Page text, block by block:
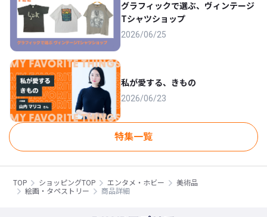
グラフィックで選ぶ、ヴィンテージ
Tシャツショップ
2026/06/25
私が愛する、きもの
2026/06/23
特集一覧
TOP ショッピングTOP エンタメ・ホビー
美術品
絵画・タペストリー
商品詳細